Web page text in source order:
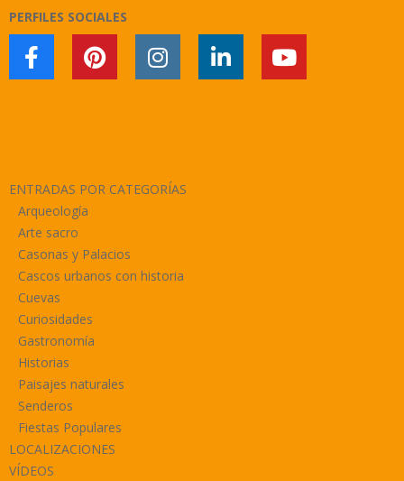
PERFILES SOCIALES
ENTRADAS POR CATEGORÍAS
Arqueología
Arte sacro
Casonas y Palacios
Cascos urbanos con historia
Cuevas
Curiosidades
Gastronomía
Historias
Paisajes naturales
Senderos
Fiestas Populares
LOCALIZACIONES
VÍDEOS